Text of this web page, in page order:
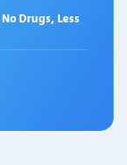
No Drugs, Less